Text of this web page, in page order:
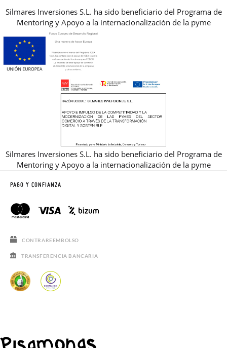
Silmares Inversiones S.L. ha sido beneficiario del Programa de
Mentoring y Apoyo a la internacionalización de la pyme
Silmares Inversiones S.L. ha sido beneficiario del Programa de
Mentoring y Apoyo a la internacionalización de la pyme
PAGO Y CONFIANZA
CONTRAREEMBOLSO
TRANSFERENCIA BANCARIA